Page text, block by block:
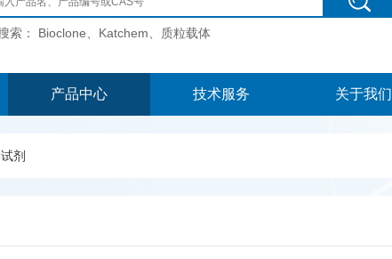
索： Bioclone、Katchem、质粒载体
产品中心 技术服务 关于我们
剂